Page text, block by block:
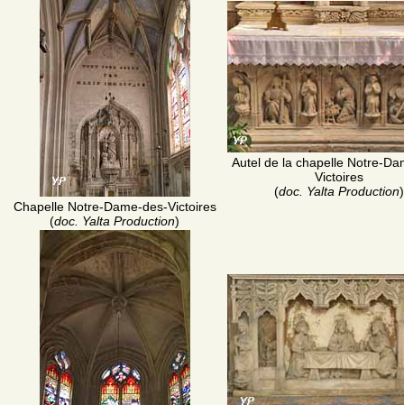
Chapelle Notre-Dame-des-Victoires
(doc. Yalta Production)
Autel de la chapelle Notre-
Victoires
(doc. Yalta Production)